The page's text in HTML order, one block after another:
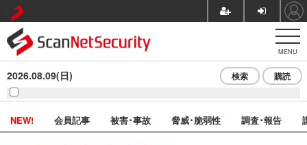
MENU
2026.08.09(日) 検索 購読
NEW! 会員記事 被害･事故 脅威･脆弱性 調査･報告